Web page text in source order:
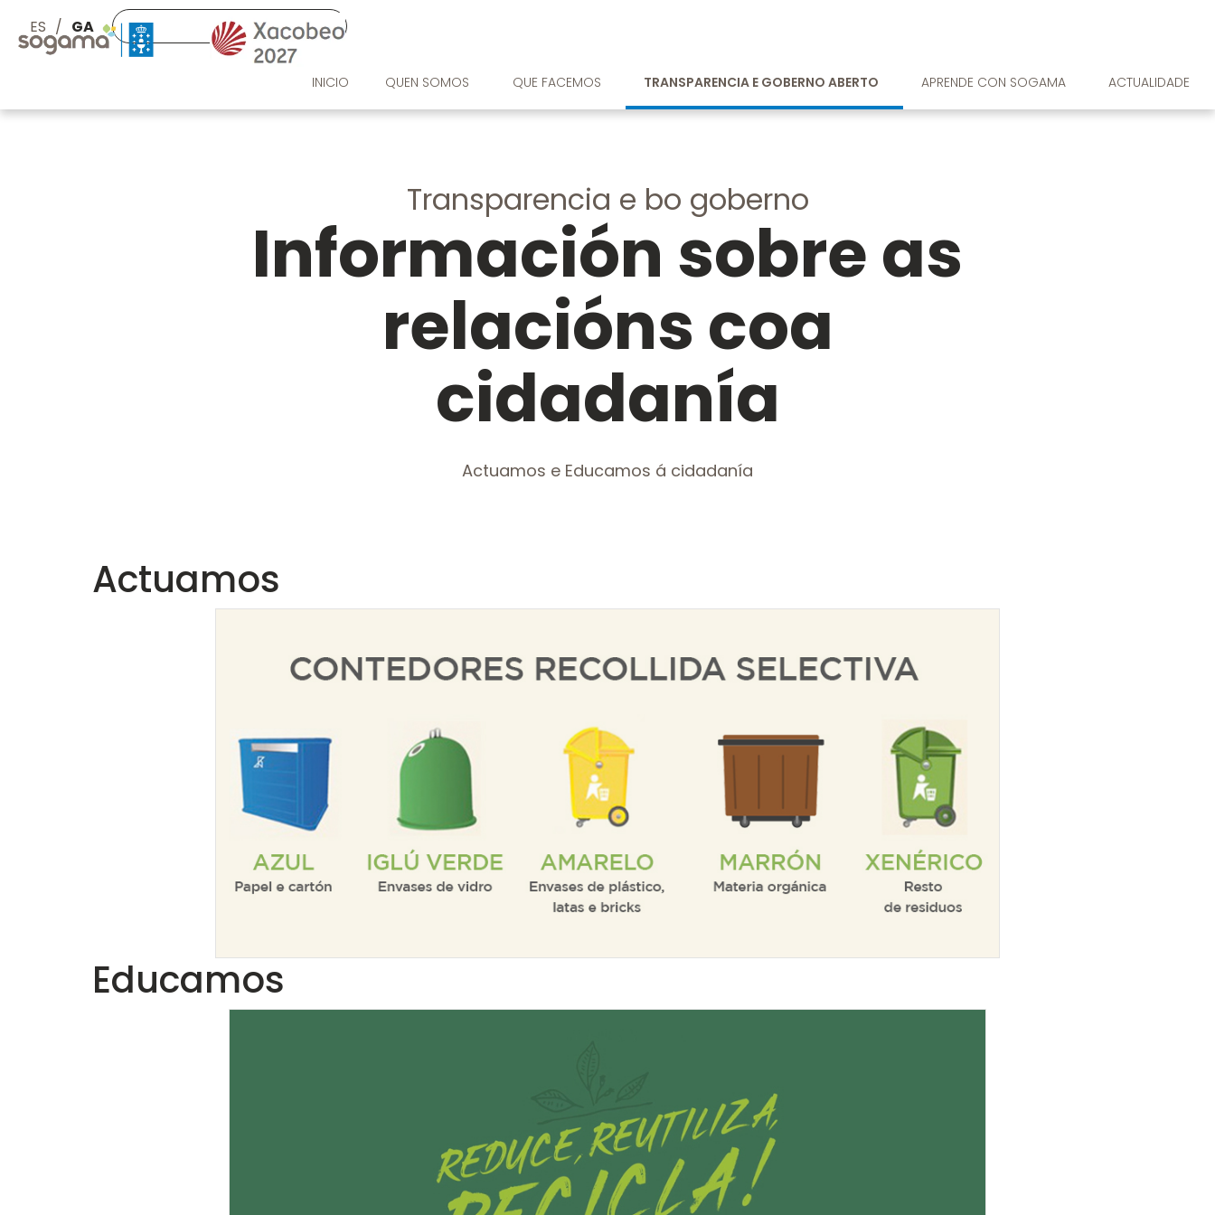
Skip to main content
ES
GA Buscar
Imaxe Imaxe
INICIO QUEN SOMOS QUE FACEMOS TRANSPARENCIA E GOBERNO ABERTO APRENDE CON SOGAMA ACTUALIDADE
Transparencia e bo goberno
Información sobre as
relacións coa
cidadanía
Actuamos e Educamos á cidadanía
Actuamos
Educamos